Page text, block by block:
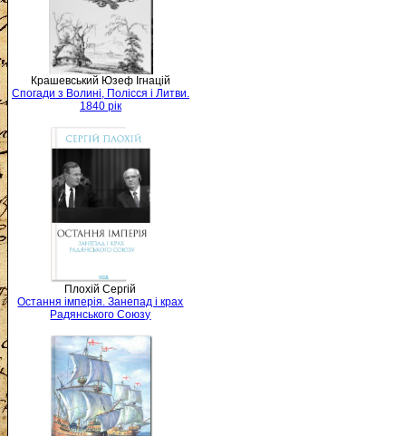
Крашевський Юзеф Ігнацій
Спогади з Волині, Полісся і Литви.
1840 рік
Плохій Сергій
Остання імперія. Занепад і крах
Радянського Союзу